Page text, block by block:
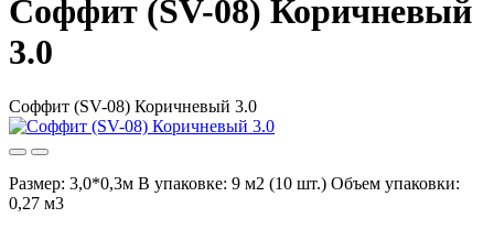
Соффит (SV-08) Коричневый
3.0
Соффит (SV-08) Коричневый 3.0
Размер: 3,0*0,3м В упаковке: 9 м2 (10 шт.) Объем упаковки:
0,27 м3